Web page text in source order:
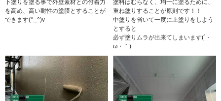
下塗りを塗る事で外壁素材との付着力
を高め、高い耐性の塗膜とすることが
できます(^_^)v
塗料はむらなく、均一に塗るために、
重ね塗りすることが原則です！！
中塗りを省いて一度に上塗りをしよう
とすると
必ず塗りムラが出来てしまいます(´・
ω・｀)